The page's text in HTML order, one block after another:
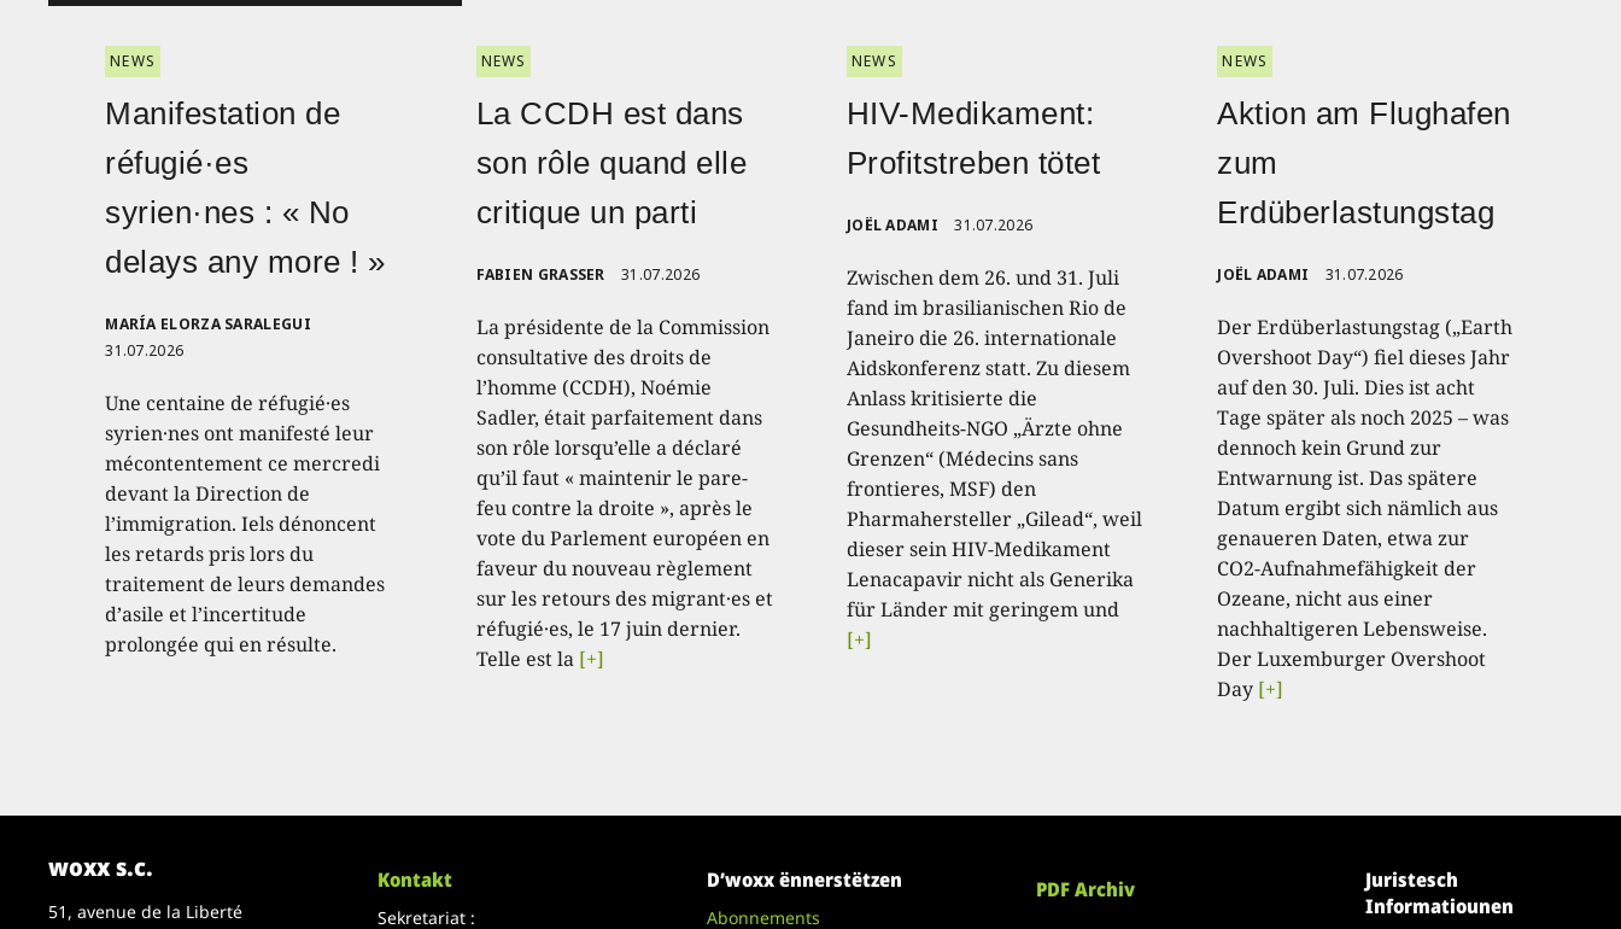
NEWS
Manifestation de
réfugié·es
syrien·nes : « No
delays any more ! »
MARÍA ELORZA SARALEGUI
31.07.2026
Une centaine de réfugié·es
syrien·nes ont manifesté leur
mécontentement ce mercredi
devant la Direction de
l’immigration. Iels dénoncent
les retards pris lors du
traitement de leurs demandes
d’asile et l’incertitude
prolongée qui en résulte.
NEWS
La CCDH est dans
son rôle quand elle
critique un parti
FABIEN GRASSER 31.07.2026
La présidente de la Commission
consultative des droits de
l’homme (CCDH), Noémie
Sadler, était parfaitement dans
son rôle lorsqu’elle a déclaré
qu’il faut « maintenir le pare-
feu contre la droite », après le
vote du Parlement européen en
faveur du nouveau règlement
sur les retours des migrant·es et
réfugié·es, le 17 juin dernier.
Telle est la [+]
NEWS
HIV-Medikament:
Profitstreben tötet
JOËL ADAMI 31.07.2026
Zwischen dem 26. und 31. Juli
fand im brasilianischen Rio de
Janeiro die 26. internationale
Aidskonferenz statt. Zu diesem
Anlass kritisierte die
Gesundheits-NGO „Ärzte ohne
Grenzen“ (Médecins sans
frontieres, MSF) den
Pharmahersteller „Gilead“, weil
dieser sein HIV-Medikament
Lenacapavir nicht als Generika
für Länder mit geringem und
[+]
NEWS
Aktion am Flughafen
zum
Erdüberlastungstag
JOËL ADAMI 31.07.2026
Der Erdüberlastungstag („Earth
Overshoot Day“) fiel dieses Jahr
auf den 30. Juli. Dies ist acht
Tage später als noch 2025 – was
dennoch kein Grund zur
Entwarnung ist. Das spätere
Datum ergibt sich nämlich aus
genaueren Daten, etwa zur
CO2-Aufnahmefähigkeit der
Ozeane, nicht aus einer
nachhaltigeren Lebensweise.
Der Luxemburger Overshoot
Day [+]
woxx s.c.
51, avenue de la Liberté
Kontakt
Sekretariat :
D’woxx ënnerstëtzen
Abonnements
PDF Archiv
Juristesch
Informatiounen